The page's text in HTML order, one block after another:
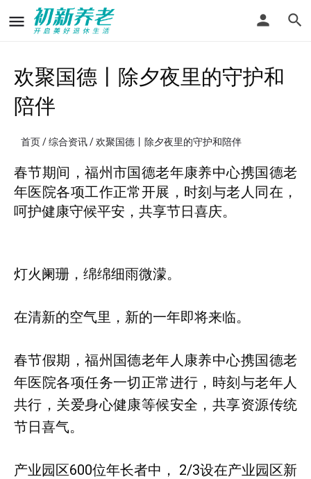
欢聚国德丨除夕夜里的守护和
陪伴
首页/综合资讯/ 欢聚国德丨除夕夜里的守护和陪伴
春节期间，福州市国德老年康养中心携国德老
年医院各项工作正常开展，时刻与老人同在，
呵护健康守候平安，共享节日喜庆。
灯火阑珊，绵绵细雨微濛。
在清新的空气里，新的一年即将来临。
春节假期，福州国德老年人康养中心携国德老
年医院各项任务一切正常进行，時刻与老年人
共行，关爱身心健康等候安全，共享资源传统
节日喜气。
产业园区600位年长者中， 2/3设在产业园区新